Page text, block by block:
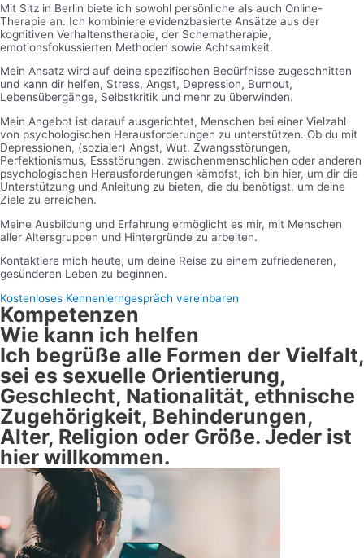
Mit Sitz in Berlin biete ich sowohl persönliche als auch Online-
Therapie an. Ich kombiniere evidenzbasierte Ansätze aus der
kognitiven Verhaltenstherapie, der Schematherapie,
emotionsfokussierten Methoden sowie Achtsamkeit.
Mein Ansatz wird auf deine spezifischen Bedürfnisse zugeschnitten
und kann dir helfen, Stress, Angst, Depression, Burnout,
Lebensübergänge, Selbstkritik und mehr zu überwinden.
Mein Angebot ist darauf ausgerichtet, Menschen bei einer Vielzahl
von psychologischen Herausforderungen zu unterstützen. Ob du mit
Depressionen, (sozialer) Angst, Wut, Zwangsstörungen,
Perfektionismus, Essstörungen, zwischenmenschlichen oder anderen
psychologischen Herausforderungen kämpfst, ich bin hier, um dir die
Unterstützung und Anleitung zu bieten, die du benötigst, um deine
Ziele zu erreichen.
Meine Ausbildung und Erfahrung ermöglicht es mir, mit Menschen
aller Altersgruppen und Hintergründe zu arbeiten.
Kontaktiere mich heute, um deine Reise zu einem zufriedeneren,
gesünderen Leben zu beginnen.
Kostenloses Kennenlerngespräch vereinbaren
Kompetenzen
Wie kann ich helfen
Ich begrüße alle Formen der Vielfalt,
sei es sexuelle Orientierung,
Geschlecht, Nationalität, ethnische
Zugehörigkeit, Behinderungen,
Alter, Religion oder Größe. Jeder ist
hier willkommen.